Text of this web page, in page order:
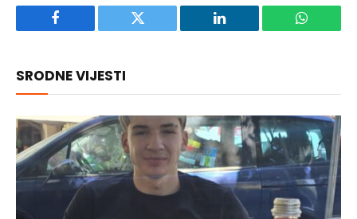
Facebook Twitter LinkedIn
SRODNE VIJESTI